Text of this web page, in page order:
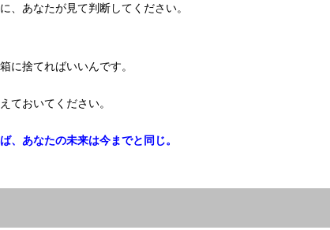
、あなたが見て判断してください。
に捨てればいいんです。
ておいてください。
、あなたの未来は今までと同じ。